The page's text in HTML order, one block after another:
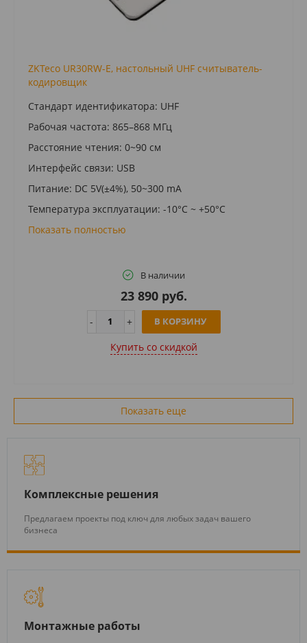
ZKTeco UR30RW-E, настольный UHF считыватель-
кодировщик
Стандарт идентификатора: UHF
Рабочая частота: 865–868 MГц
Расстояние чтения: 0~90 см
Интерфейс связи: USB
Питание: DC 5V(±4%), 50~300 mA
Температура эксплуатации: -10°C ~ +50°C
Показать полностью
В наличии
23 890 руб.
В КОРЗИНУ
Купить cо скидкой
Показать еще
Комплексные решения
Предлагаем проекты под ключ для любых задач вашего
бизнеса
Монтажные работы